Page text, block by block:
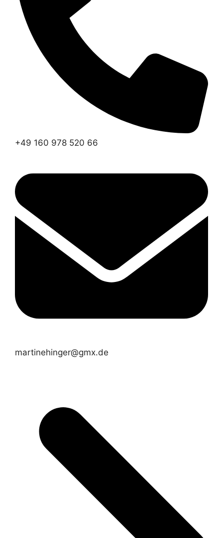
+49 160 978 520 66
martinehinger@gmx.de